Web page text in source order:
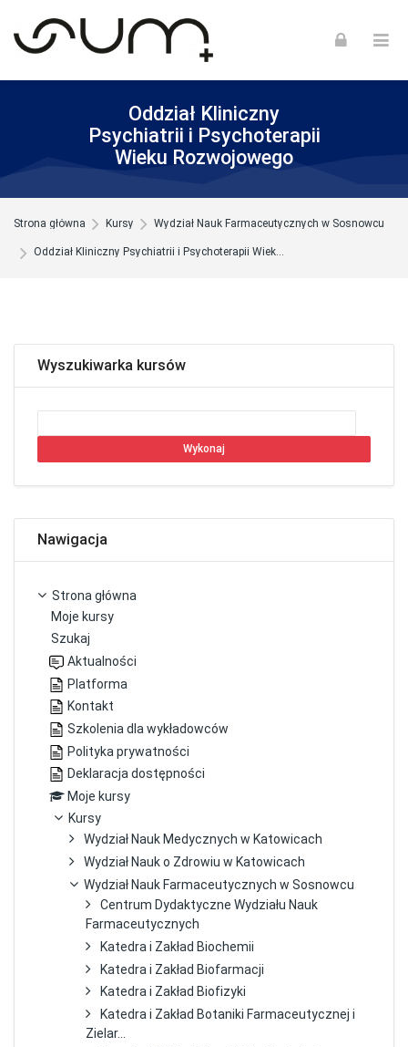
Oddział Kliniczny
Psychiatrii i Psychoterapii
Wieku Rozwojowego
Strona główna Kursy Wydział Nauk Farmaceutycznych w Sosnowcu
Oddział Kliniczny Psychiatrii i Psychoterapii Wiek...
Wyszukiwarka kursów
Wykonaj
Nawigacja
Strona główna
Moje kursy
Szukaj
Aktualności
Platforma
Kontakt
Szkolenia dla wykładowców
Polityka prywatności
Deklaracja dostępności
Moje kursy
Kursy
Wydział Nauk Medycznych w Katowicach
Wydział Nauk o Zdrowiu w Katowicach
Wydział Nauk Farmaceutycznych w Sosnowcu
Centrum Dydaktyczne Wydziału Nauk
Farmaceutycznych
Katedra i Zakład Biochemii
Katedra i Zakład Biofarmacji
Katedra i Zakład Biofizyki
Katedra i Zakład Botaniki Farmaceutycznej i
Zielar...